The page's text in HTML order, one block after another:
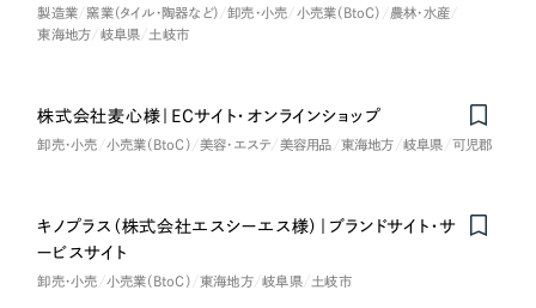
製造業 窯業（タイル・陶器など） 卸売・小売 小売業（BtoC）
農林・水産
東海地方
岐阜県 土岐市
株式会社麦心様｜ECサイト・オンラインショップ
卸売・小売 小売業（BtoC） 美容・エステ 美容用品 東海地方 岐阜県 可児郡
キノプラス（株式会社エスシーエス様）｜ブランドサイト・サ
ービスサイト
卸売・小売 小売業（BtoC） 東海地方 岐阜県 土岐市